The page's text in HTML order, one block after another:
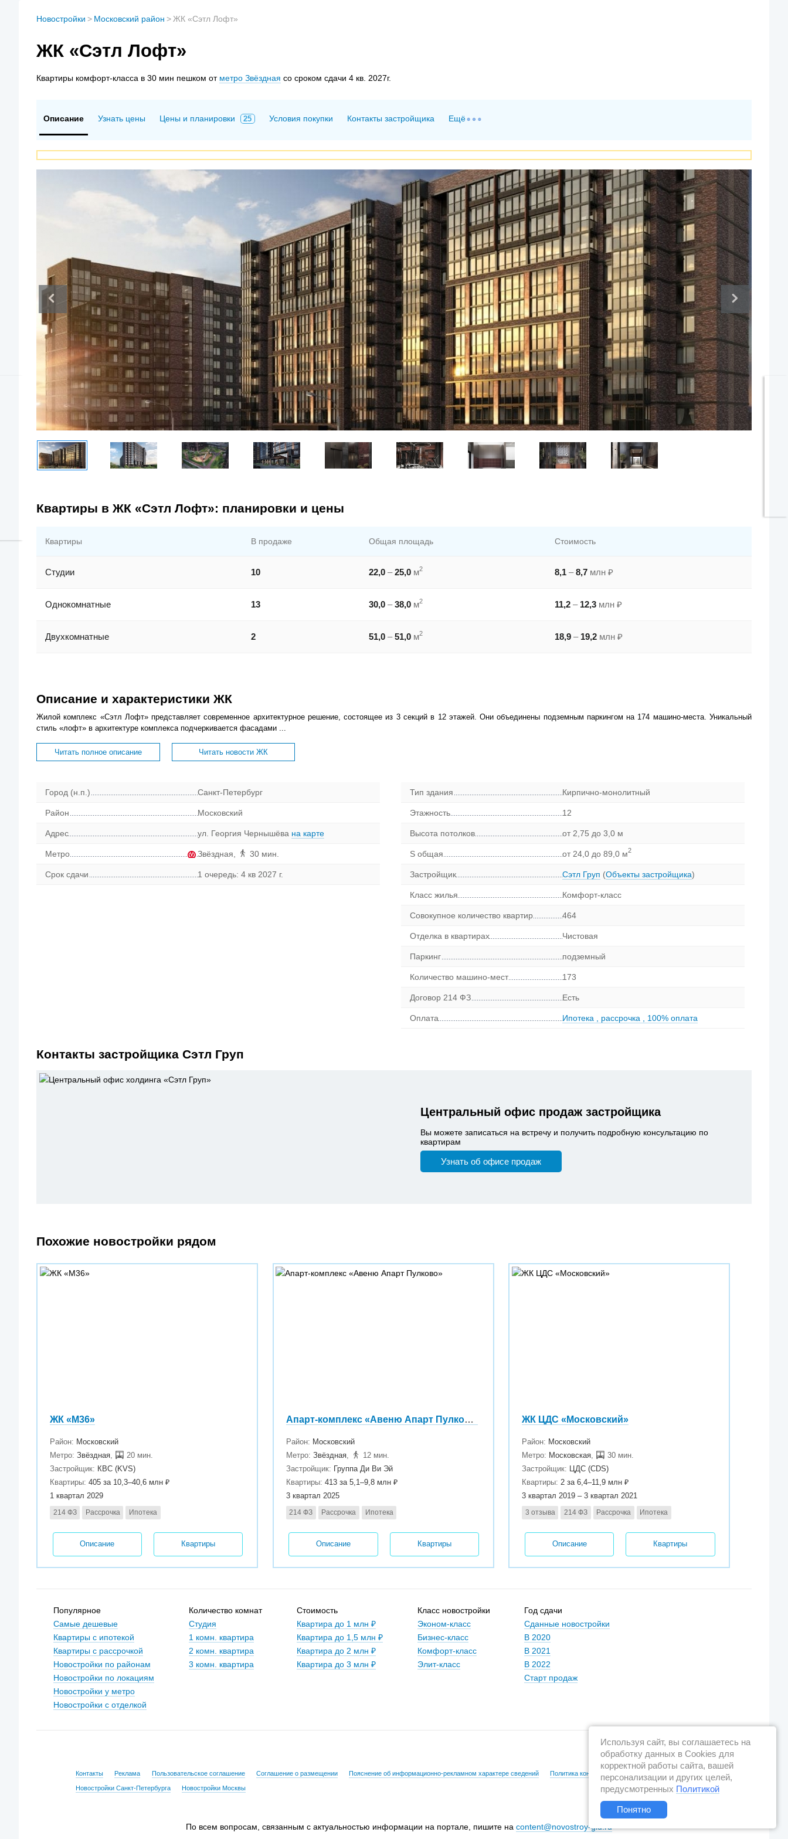
Новостройки > Московский район > ЖК «Сэтл Лофт»
ЖК «Сэтл Лофт»
Квартирыкомфорт-класса в 30 мин пешком от метро Звёздная со сроком сдачи 4 кв. 2027г.
Описание Узнать цены Цены и планировки 25 Условия покупки Контакты застройщика Ещё
Квартиры в ЖК «Сэтл Лофт»: планировки и цены
Квартиры В продаже Общая площадь Стоимость
Студии 10 22,0 –25,0 м2 8,1 –8,7 млн ₽
Однокомнатные 13 30,0 –38,0 м2 11,2 –12,3 млн ₽
Двухкомнатные 2 51,0 –51,0 м2 18,9 –19,2 млн ₽
Описание и характеристики ЖК
Жилой комплекс «Сэтл Лофт» представляет современное архитектурное решение, состоящее из 3 секций в 12 этажей. Они объединены подземным паркингом на 174 машино-места. Уникальный
стиль «лофт» в архитектуре комплекса подчеркивается фасадами ...
Читать полное описание Читать новости ЖК
Город (н.п.) Санкт-Петербург
Район Московский
Адрес ул. Георгия Чернышёва на карте
Метро Звёздная 30 мин.
Срок сдачи 1 очередь: 4 кв 2027 г.
Тип здания Кирпично-монолитный
Этажность 12
Высота потолков от 2,75 до 3,0 м
S общая от 24,0 до 89,0 м2
Застройщик Сэтл Груп (Объекты застройщика)
Класс жилья Комфорт-класс
Совокупное количество квартир 464
Отделка в квартирах Чистовая
Паркинг подземный
Количество машино-мест 173
Договор 214 ФЗ Есть
Оплата Ипотека рассрочка 100% оплата
Контакты застройщика Сэтл Груп
Центральный офис продаж застройщика
Вы можете записаться на встречу и получить подробную консультацию по
квартирам
Узнать об офисе продаж
Похожие новостройки рядом
ЖК «М36»
Район: Московский
Метро: Звёздная,
20 мин.
Застройщик: КВС (KVS)
Квартиры: 405 за 10,3–40,6 млн ₽
1 квартал 2029
214 ФЗ
Рассрочка Ипотека
Описание Квартиры
Апарт-комплекс «Авеню Апарт Пулково»
Район: Московский
Метро: Звёздная,
12 мин.
Застройщик: Группа Ди Ви Эй
Квартиры: 413 за 5,1–9,8 млн ₽
3 квартал 2025
214 ФЗ
Рассрочка Ипотека
Описание Квартиры
ЖК ЦДС «Московский»
Район: Московский
Метро: Московская
30 мин.
Застройщик:
ЦДС (CDS)
Квартиры: 2 за 6,4–11,9 млн ₽
3 квартал 2019 – 3 квартал 2021
3 отзыва
214 ФЗ Рассрочка Ипотека
Описание Квартиры
Популярное
Самые дешевые
Квартиры с ипотекой
Квартиры с рассрочкой
Новостройки по районам
Новостройки по локациям
Новостройки у метро
Новостройки с отделкой
Количество комнат
Студия
1 комн. квартира
2 комн. квартира
3 комн. квартира
Стоимость
Квартира до 1 млн ₽
Квартира до 1,5 млн ₽
Квартира до 2 млн ₽
Квартира до 3 млн ₽
Класс новостройки
Эконом-класс
Бизнес-класс
Комфорт-класс
Элит-класс
Год сдачи
Сданные новостройки
В 2020
В 2021
В 2022
Старт продаж
Контакты Реклама Пользовательское соглашение Соглашение о размещении Пояснение об информационно-рекламном характере сведений Политика конфиденциальности
Новостройки Санкт-Петербурга Новостройки Москвы
По всем вопросам, связанным с актуальностью информации на портале, пишите на content@novostroy-gid.ru
Используя сайт, вы соглашаетесь на
обработку данных в Cookies для
корректной работы сайта, вашей
персонализации и других целей,
предусмотренных Политикой
Понятно